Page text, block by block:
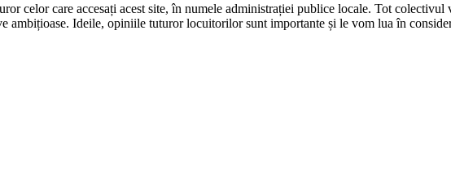
celor care accesați acest site, în numele administrației publice locale. Tot colectivul
ambițioase. Ideile, opiniile tuturor locuitorilor sunt importante și le vom lua în